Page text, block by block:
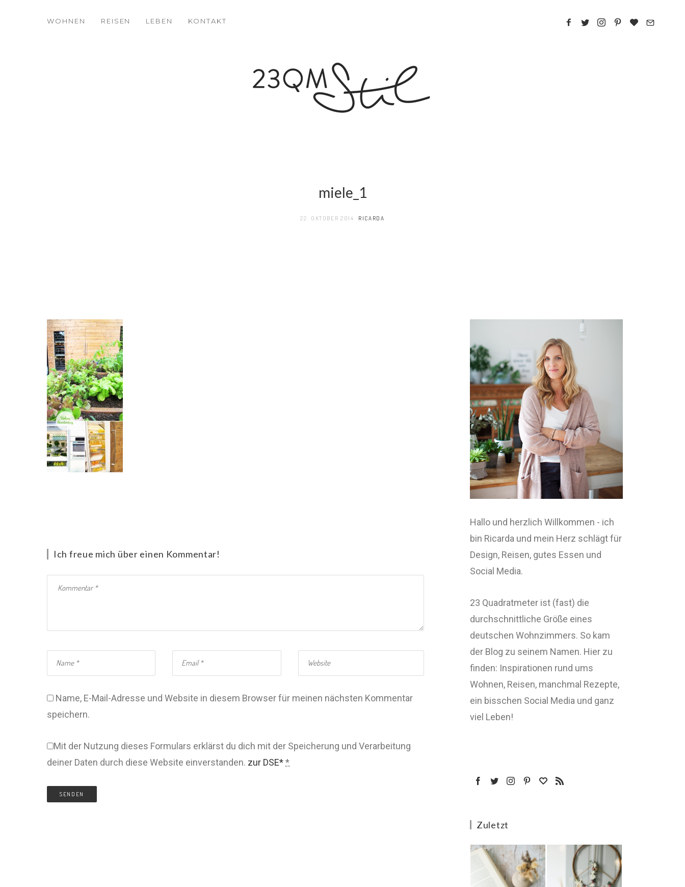
WOHNEN REISEN LEBEN KONTAKT
miele_1
22. OKTOBER 2014 RICARDA
Ich freue mich über einen Kommentar!
Name, E-Mail-Adresse und Website in diesem Browser für meinen nächsten Kommentar
speichern.
Mit der Nutzung dieses Formulars erklärst du dich mit der Speicherung und Verarbeitung
deiner Daten durch diese Website einverstanden. zur DSE**
Hallo und herzlich Willkommen - ich
bin Ricarda und mein Herz schlägt für
Design, Reisen, gutes Essen und
Social Media.
23 Quadratmeter ist (fast) die
durchschnittliche Größe eines
deutschen Wohnzimmers. So kam
der Blog zu seinem Namen. Hier zu
finden: Inspirationen rund ums
Wohnen, Reisen, manchmal Rezepte,
ein bisschen Social Media und ganz
viel Leben!
Zuletzt